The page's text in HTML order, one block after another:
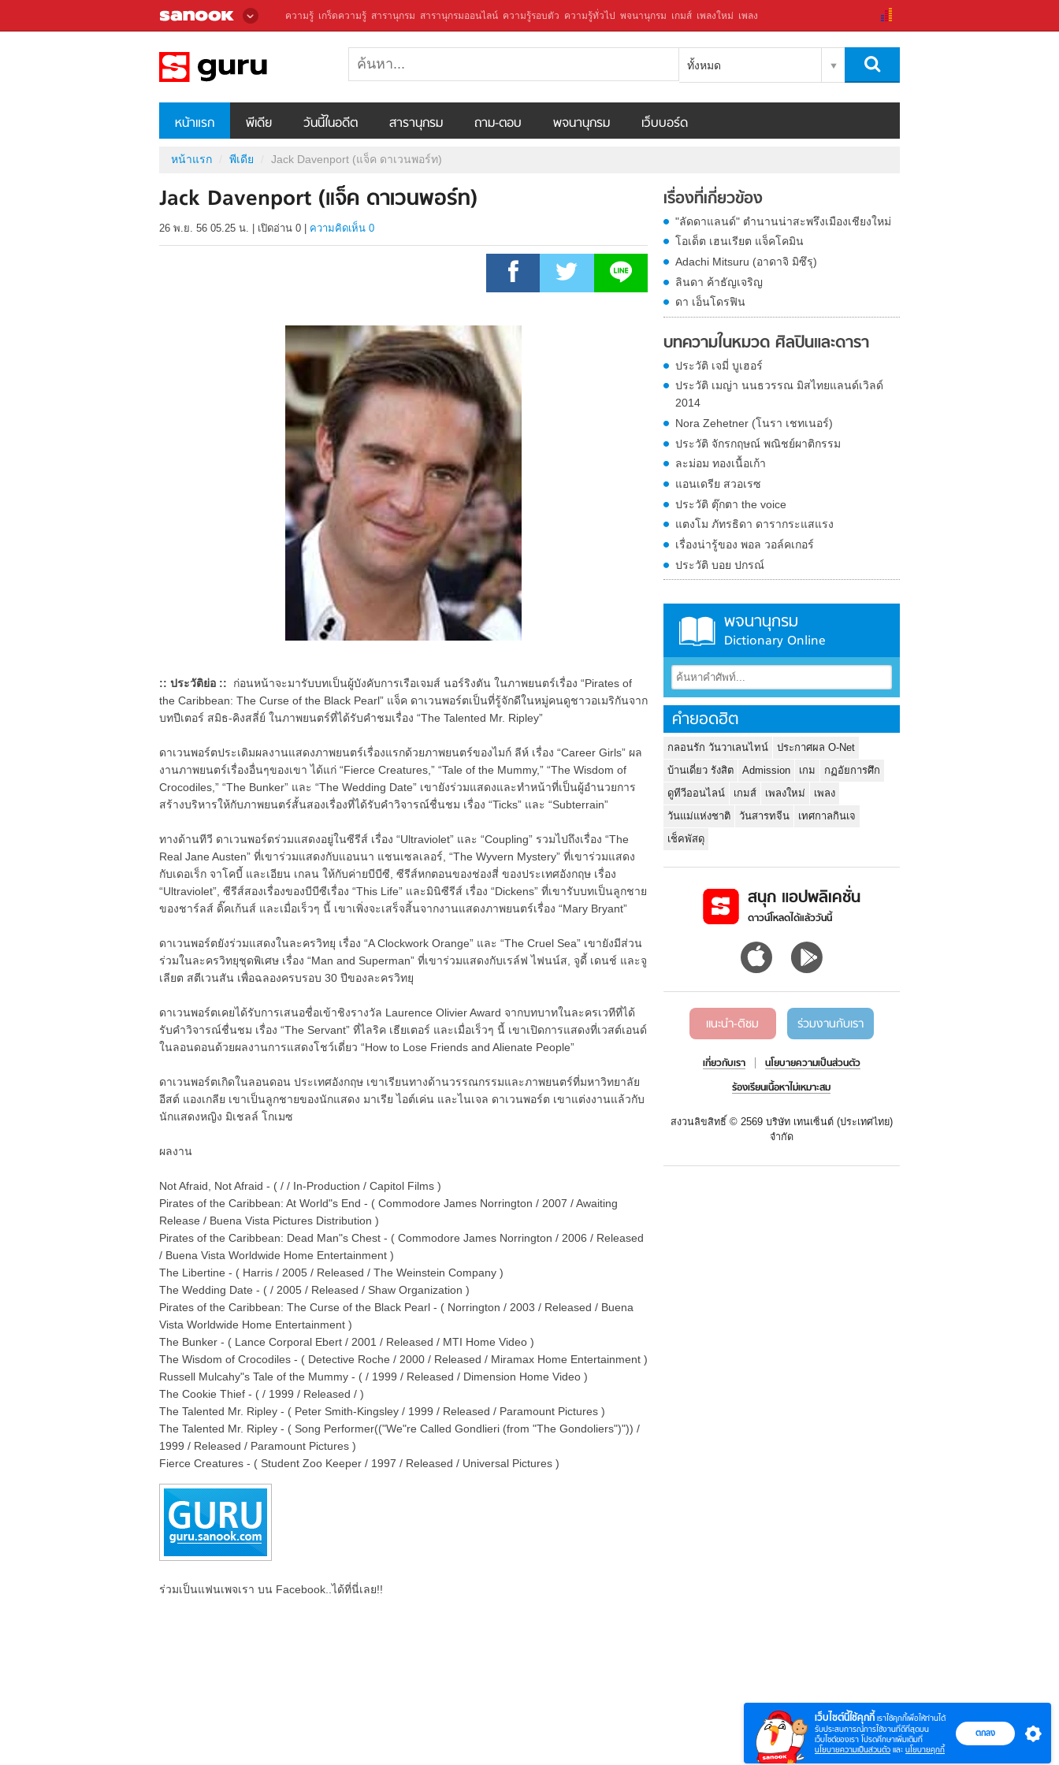
เว็บไซต์นี้ใช้คุกกี้ เราใช้คุกกี้เพื่อให้ท่านได้
รับประสบการณ์การใช้งานที่ดีที่สุดบน
เว็บไซต์ของเรา โปรดศึกษาเพิ่มเติมที่
นโยบายความเป็นส่วนตัว และ นโยบายคุกกี้
ตกลง
ความรู้ เกร็ดความรู้ สารานุกรม สารานุกรมออนไลน์ ความรู้รอบตัว ความรู้ทั่วไป พจนานุกรม เกมส์ เพลงใหม่ เพลง
ทั้งหมด
หน้าแรก พีเดีย วันนี้ในอดีต สารานุกรม ถาม-ตอบ พจนานุกรม เว็บบอร์ด
หน้าแรก พีเดีย Jack Davenport (แจ็ค ดาเวนพอร์ท)
Jack Davenport (แจ็ค ดาเวนพอร์ท)
26 พ.ย. 56 05.25 น. เปิดอ่าน 0 ความคิดเห็น 0
:: ประวัติย่อ ::
ก่อนหน้าจะมารับบทเป็นผู้บังคับการเรือเจมส์ นอร์ริงตัน ในภาพยนตร์เรื่อง “Pirates of
the Caribbean: The Curse of the Black Pearl” แจ็ค ดาเวนพอร์ตเป็นที่รู้จักดีในหมู่คนดูชาวอเมริกันจาก
บทปีเตอร์ สมิธ-คิงสลี่ย์ ในภาพยนตร์ที่ได้รับคำชมเรื่อง “The Talented Mr. Ripley”
ดาเวนพอร์ตประเดิมผลงานแสดงภาพยนตร์เรื่องแรกด้วยภาพยนตร์ของไมก์ ลีห์ เรื่อง “Career Girls” ผล
งานภาพยนตร์เรื่องอื่นๆของเขา ได้แก่ “Fierce Creatures,” “Tale of the Mummy,” “The Wisdom of
Crocodiles,” “The Bunker” และ “The Wedding Date” เขายังร่วมแสดงและทำหน้าที่เป็นผู้อำนวยการ
สร้างบริหารให้กับภาพยนตร์สั้นสองเรื่องที่ได้รับคำวิจารณ์ชื่นชม เรื่อง “Ticks” และ “Subterrain”
ทางด้านทีวี ดาเวนพอร์ตร่วมแสดงอยู่ในซีรีส์ เรื่อง “Ultraviolet” และ “Coupling” รวมไปถึงเรื่อง “The
Real Jane Austen” ที่เขาร่วมแสดงกับแอนนา แชนเซลเลอร์, “The Wyvern Mystery” ที่เขาร่วมแสดง
กับเดอเร็ก จาโคบี้ และเอียน เกลน ให้กับค่ายบีบีซี, ซีรีส์หกตอนของช่องสี่ ของประเทศอังกฤษ เรื่อง
“Ultraviolet”, ซีรีส์สองเรื่องของบีบีซีเรื่อง “This Life” และมินิซีรีส์ เรื่อง “Dickens” ที่เขารับบทเป็นลูกชาย
ของชาร์ลส์ ดิ๊คเก้นส์ และเมื่อเร็วๆ นี้ เขาเพิ่งจะเสร็จสิ้นจากงานแสดงภาพยนตร์เรื่อง “Mary Bryant”
ดาเวนพอร์ตยังร่วมแสดงในละครวิทยุ เรื่อง “A Clockwork Orange” และ “The Cruel Sea” เขายังมีส่วน
ร่วมในละครวิทยุชุดพิเศษ เรื่อง “Man and Superman” ที่เขาร่วมแสดงกับเรล์ฟ ไฟนน์ส, จูดี้ เดนช์ และจู
เลียต สตีเวนสัน เพื่อฉลองครบรอบ 30 ปีของละครวิทยุ
ดาเวนพอร์ตเคยได้รับการเสนอชื่อเข้าชิงรางวัล Laurence Olivier Award จากบทบาทในละครเวทีที่ได้
รับคำวิจารณ์ชื่นชม เรื่อง “The Servant” ที่ไลริค เธียเตอร์ และเมื่อเร็วๆ นี้ เขาเปิดการแสดงที่เวสต์เอนด์
ในลอนดอนด้วยผลงานการแสดงโชว์เดี่ยว “How to Lose Friends and Alienate People”
ดาเวนพอร์ตเกิดในลอนดอน ประเทศอังกฤษ เขาเรียนทางด้านวรรณกรรมและภาพยนตร์ที่มหาวิทยาลัย
อีสต์ แองเกลีย เขาเป็นลูกชายของนักแสดง มาเรีย ไอต์เค่น และไนเจล ดาเวนพอร์ต เขาแต่งงานแล้วกับ
นักแสดงหญิง มิเชลล์ โกเมซ
ผลงาน
Not Afraid, Not Afraid - ( / / In-Production / Capitol Films )
Pirates of the Caribbean: At World"s End - ( Commodore James Norrington / 2007 / Awaiting
Release / Buena Vista Pictures Distribution )
Pirates of the Caribbean: Dead Man"s Chest - ( Commodore James Norrington / 2006 / Released
/ Buena Vista Worldwide Home Entertainment )
The Libertine - ( Harris / 2005 / Released / The Weinstein Company )
The Wedding Date - ( / 2005 / Released / Shaw Organization )
Pirates of the Caribbean: The Curse of the Black Pearl - ( Norrington / 2003 / Released / Buena
Vista Worldwide Home Entertainment )
The Bunker - ( Lance Corporal Ebert / 2001 / Released / MTI Home Video )
The Wisdom of Crocodiles - ( Detective Roche / 2000 / Released / Miramax Home Entertainment )
Russell Mulcahy"s Tale of the Mummy - ( / 1999 / Released / Dimension Home Video )
The Cookie Thief - ( / 1999 / Released / )
The Talented Mr. Ripley - ( Peter Smith-Kingsley / 1999 / Released / Paramount Pictures )
The Talented Mr. Ripley - ( Song Performer(("We"re Called Gondlieri (from "The Gondoliers")")) /
1999 / Released / Paramount Pictures )
Fierce Creatures - ( Student Zoo Keeper / 1997 / Released / Universal Pictures )
ร่วมเป็นแฟนเพจเรา บน Facebook..ได้ที่นี่เลย!!
เรื่องที่เกี่ยวข้อง
"ลัดดาแลนด์" ตำนานน่าสะพรึงเมืองเชียงใหม่
โอเด็ต เฮนเรียต แจ็คโคมิน
Adachi Mitsuru (อาดาจิ มิซึรุ)
ลินดา ค้าธัญเจริญ
ดา เอ็นโดรฟิน
บทความในหมวด ศิลปินและดารา
ประวัติ เจมี่ บูเฮอร์
ประวัติ เมญ่า นนธวรรณ มิสไทยแลนด์เวิลด์
2014
Nora Zehetner (โนรา เชทเนอร์)
ประวัติ จักรกฤษณ์ พณิชย์ผาติกรรม
ละม่อม ทองเนื้อเก้า
แอนเดรีย สวอเรซ
ประวัติ ตุ๊กตา the voice
แตงโม ภัทรธิดา ดารากระแสแรง
เรื่องน่ารู้ของ พอล วอล์คเกอร์
ประวัติ บอย ปกรณ์
พจนานุกรม
Dictionary Online
คำยอดฮิต
กลอนรัก วันวาเลนไทน์
ประกาศผล O-Net
บ้านเดี่ยว รังสิต
Admission เกม
กฏอัยการศึก
ดูทีวีออนไลน์
เกมส์ เพลงใหม่
เพลง
วันแม่แห่งชาติ
วันสารทจีน
เทศกาลกินเจ
เช็คพัสดุ
สนุก แอปพลิเคชั่น
ดาวน์โหลดได้แล้ววันนี้
แนะนำ-ติชม ร่วมงานกับเรา
เกี่ยวกับเรา
นโยบายความเป็นส่วนตัว
ร้องเรียนเนื้อหาไม่เหมาะสม
สงวนลิขสิทธิ์ © 2569 บริษัท เทนเซ็นต์ (ประเทศไทย)
จำกัด